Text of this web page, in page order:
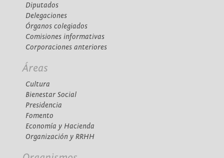
Diputados
Delegaciones
Órganos colegiados
Comisiones informativas
Corporaciones anteriores
Áreas
Cultura
Bienestar Social
Presidencia
Fomento
Economía y Hacienda
Organización y RRHH